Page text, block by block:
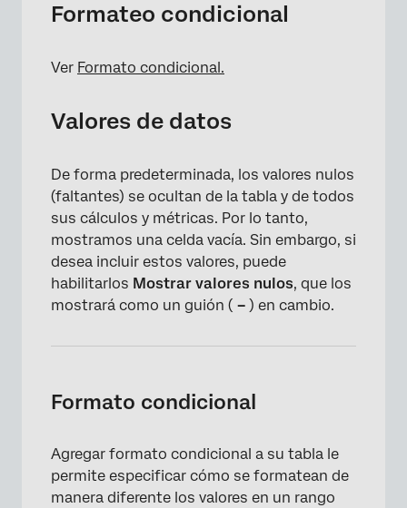
Formateo condicional
Ver Formato condicional.
Valores de datos
De forma predeterminada, los valores nulos
(faltantes) se ocultan de la tabla y de todos
sus cálculos y métricas. Por lo tanto,
mostramos una celda vacía. Sin embargo, si
desea incluir estos valores, puede
habilitarlos Mostrar valores nulos, que los
mostrará como un guión ( – ) en cambio.
Formato condicional
Agregar formato condicional a su tabla le
permite especificar cómo se formatean de
manera diferente los valores en un rango